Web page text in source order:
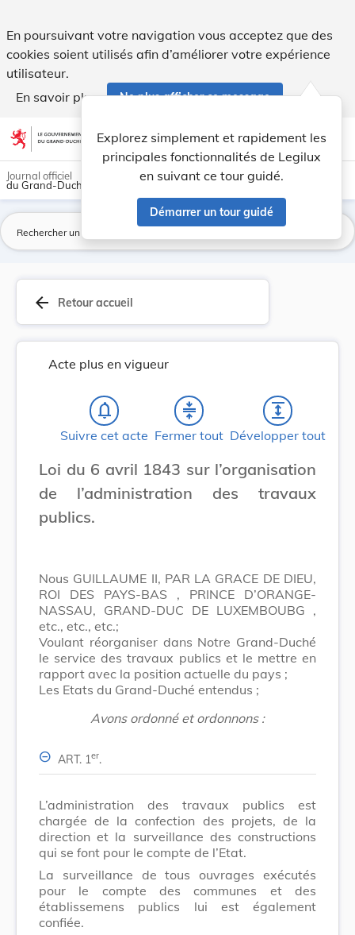
En poursuivant votre navigation vous acceptez que des
cookies soient utilisés afin d’améliorer votre expérience
utilisateur.
En savoir plus
Ne plus afficher ce message
Aller au contenu account_circle help Aide
Explorez simplement et rapidement les
principales fonctionnalités de Legilux
en suivant ce tour guidé.
Démarrer un tour guidé
light_mode dark_mode
Journal officiel
du Grand-Duché de Luxembourg
arrow_back Retour accueil
Acte plus en vigueur
notifications_none
Suivre cet acte
compress
Fermer tout
expand
Développer tout
Loi du 6 avril 1843 sur l’organisation
de l’administration des travaux
publics.
Nous GUILLAUME II, PAR LA GRACE DE DIEU,
ROI DES PAYS-BAS , PRINCE D’ORANGE-
NASSAU, GRAND-DUC DE LUXEMBOUBG ,
etc., etc., etc.;
Voulant réorganiser dans Notre Grand-Duché
le service des travaux publics et le mettre en
rapport avec la position actuelle du pays ;
Les Etats du Grand-Duché entendus ;
Avons ordonné et ordonnons :
ART. 1er.
L’administration des travaux publics est
chargée de la confection des projets, de la
direction et la surveillance des constructions
qui se font pour le compte de l’Etat.
La surveillance de tous ouvrages exécutés
pour le compte des communes et des
établissemens publics lui est également
confiée.